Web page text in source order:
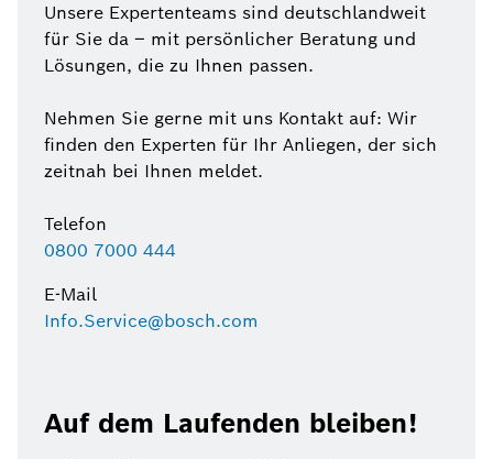
Unsere Expertenteams sind deutschlandweit
für Sie da – mit persönlicher Beratung und
Lösungen, die zu Ihnen passen.
Nehmen Sie gerne mit uns Kontakt auf: Wir
finden den Experten für Ihr Anliegen, der sich
zeitnah bei Ihnen meldet.
Telefon
0800 7000 444
E-Mail
Info.Service@bosch.com
Auf dem Laufenden bleiben!